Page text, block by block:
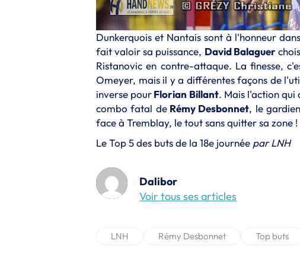
Dunkerquois et Nantais sont à l'honneur
fait valoir sa puissance, David Balaguer
Ristanovic en contre-attaque. La finesse,
Omeyer, mais il y a différentes façons de
inverse pourFlorian Billant. Mais l'action qui
combo fatal deRémy Desbonnet, le
face à Tremblay, le tout sans quitter sa zone !
Le Top 5 des buts de la 18e journée parLNH
Dalibor
Voir tous ses articles
LNH Rémy Desbonnet Top buts